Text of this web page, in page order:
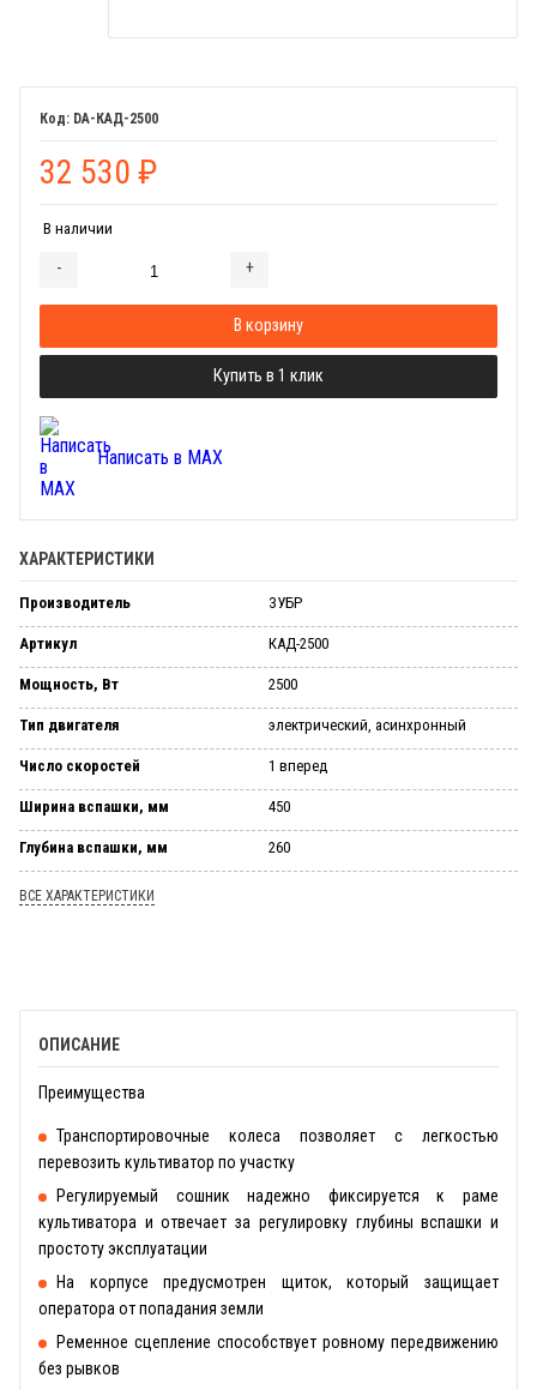
DA-КАД-2500
32 530 ₽
В наличии
- +
В корзину
Купить в 1 клик
Написать в MAX
ХАРАКТЕРИСТИКИ
Производитель ЗУБР
Артикул КАД-2500
Мощность, Вт 2500
Тип двигателя электрический, асинхронный
Число скоростей 1 вперед
Ширина вспашки, мм 450
Глубина вспашки, мм 260
ВСЕ ХАРАКТЕРИСТИКИ
ОПИСАНИЕ
Преимущества
Транспортировочные колеса позволяет с легкостью
перевозить культиватор по участку
Регулируемый сошник надежно фиксируется к раме
культиватора и отвечает за регулировку глубины вспашки и
простоту эксплуатации
На корпусе предусмотрен щиток, который защищает
оператора от попадания земли
Ременное сцепление способствует ровному передвижению
без рывков